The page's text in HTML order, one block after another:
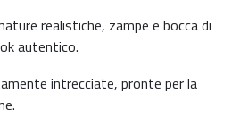
realistiche, zampe e bocca di
autentico.
intrecciate, pronte per la